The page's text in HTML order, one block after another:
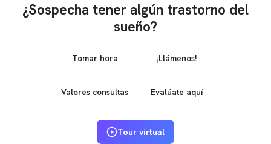
¿Sospecha tener algún trastorno del
sueño?
Tomar hora ¡Llámenos!
Valores consultas Evalúate aquí
Tour virtual